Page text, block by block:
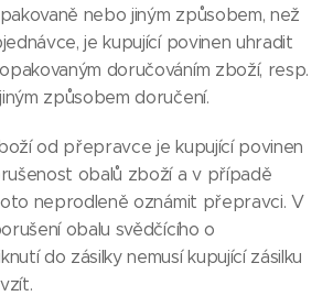
nebo jiným způsobem, než
je kupující povinen uhradit
doručováním zboží, resp.
způsobem doručení.
od přepravce je kupující povinen
obalů zboží a v případě
neprodleně oznámit přepravci. V
obalu svědčícího o
do zásilky nemusí kupující zásilku